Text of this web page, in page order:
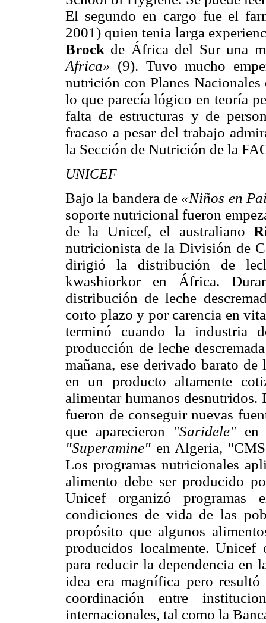
El segundo en cargo fue el
2001) quien tenia larga
Brock de África del Sur una
Africa» (9). Tuvo mucho
nutrición con Planes
lo que parecía lógico en teoría
falta de estructuras y de
fracaso a pesar del trabajo
la Sección de Nutrición de la
UNICEF
Bajo la bandera de «Niños en
soporte nutricional fueron
de la Unicef, el australiano
nutricionista de la División de
dirigió la distribución de
kwashiorkor en África.
distribución de leche
corto plazo y por carencia en
terminó cuando la industria
producción de leche
mañana, ese derivado barato
en un producto altamente
alimentar humanos
fueron de conseguir nuevas
que aparecieron "Saridele" en
"Superamine" en Algeria,
Los programas nutricionales
alimento debe ser producido
Unicef organizó programas
condiciones de vida de las
propósito que algunos
producidos localmente.
para reducir la dependencia en
idea era magnífica pero
coordinación entre
internacionales, tal como la